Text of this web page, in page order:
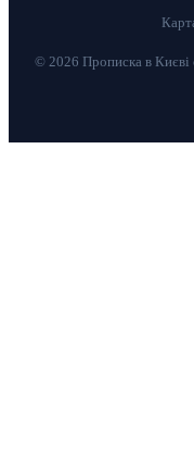
© 2026 Прописка в